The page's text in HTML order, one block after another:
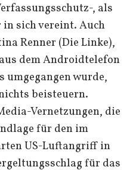
, als
sich vereint. Auch
Renner (Die Linke),
dem Androidtelefon
umgegangen wurde,
beisteuern.
Vernetzungen, die
für den im
US-Luftangriff in
für das